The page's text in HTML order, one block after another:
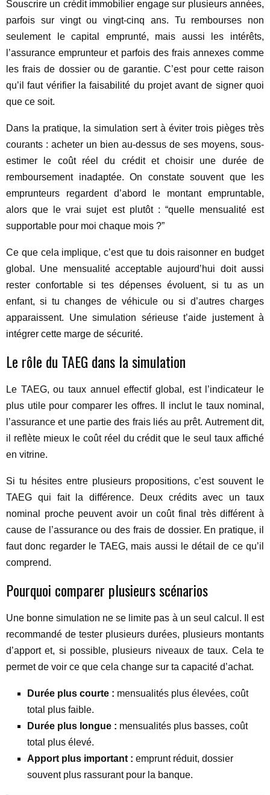
Souscrire un crédit immobilier engage sur plusieurs années,
parfois sur vingt ou vingt-cinq ans. Tu rembourses non
seulement le capital emprunté, mais aussi les intérêts,
l’assurance emprunteur et parfois des frais annexes comme
les frais de dossier ou de garantie. C’est pour cette raison
qu’il faut vérifier la faisabilité du projet avant de signer quoi
que ce soit.
Dans la pratique, la simulation sert à éviter trois pièges très
courants : acheter un bien au-dessus de ses moyens, sous-
estimer le coût réel du crédit et choisir une durée de
remboursement inadaptée. On constate souvent que les
emprunteurs regardent d’abord le montant empruntable,
alors que le vrai sujet est plutôt : “quelle mensualité est
supportable pour moi chaque mois ?”
Ce que cela implique, c’est que tu dois raisonner en budget
global. Une mensualité acceptable aujourd’hui doit aussi
rester confortable si tes dépenses évoluent, si tu as un
enfant, si tu changes de véhicule ou si d’autres charges
apparaissent. Une simulation sérieuse t’aide justement à
intégrer cette marge de sécurité.
Le rôle du TAEG dans la simulation
Le TAEG, ou taux annuel effectif global, est l’indicateur le
plus utile pour comparer les offres. Il inclut le taux nominal,
l’assurance et une partie des frais liés au prêt. Autrement dit,
il reflète mieux le coût réel du crédit que le seul taux affiché
en vitrine.
Si tu hésites entre plusieurs propositions, c’est souvent le
TAEG qui fait la différence. Deux crédits avec un taux
nominal proche peuvent avoir un coût final très différent à
cause de l’assurance ou des frais de dossier. En pratique, il
faut donc regarder le TAEG, mais aussi le détail de ce qu’il
comprend.
Pourquoi comparer plusieurs scénarios
Une bonne simulation ne se limite pas à un seul calcul. Il est
recommandé de tester plusieurs durées, plusieurs montants
d’apport et, si possible, plusieurs niveaux de taux. Cela te
permet de voir ce que cela change sur ta capacité d’achat.
Durée plus courte : mensualités plus élevées, coût
total plus faible.
Durée plus longue : mensualités plus basses, coût
total plus élevé.
Apport plus important : emprunt réduit, dossier
souvent plus rassurant pour la banque.